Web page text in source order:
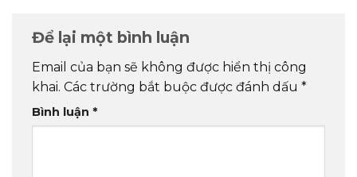
Để lại một bình luận
Email của bạn sẽ không được hiển thị công
khai. Các trường bắt buộc được đánh dấu *
Bình luận *